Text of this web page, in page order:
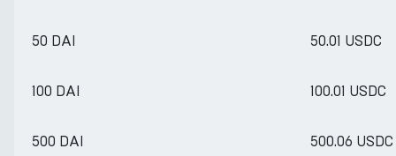
50 DAI 50.01 USDC
100 DAI 100.01 USDC
500 DAI 500.06 USDC